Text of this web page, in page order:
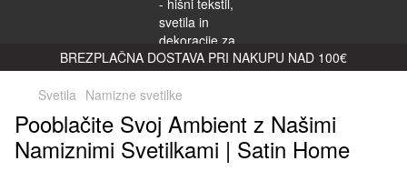
BREZPLAČNA DOSTAVA PRI NAKUPU NAD 100€
Svetila Namizne svetilke
Pooblačite Svoj Ambient z Našimi
Namiznimi Svetilkami | Satin Home